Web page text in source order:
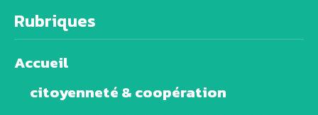
Rubriques
Accueil
citoyenneté & coopération